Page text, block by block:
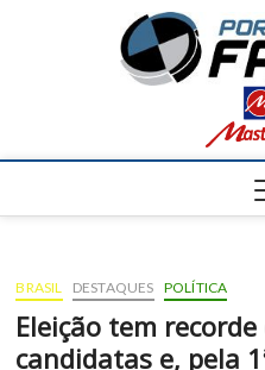
n
BRASIL DESTAQUES POLÍTICA
Eleição tem
candidatas e, pela